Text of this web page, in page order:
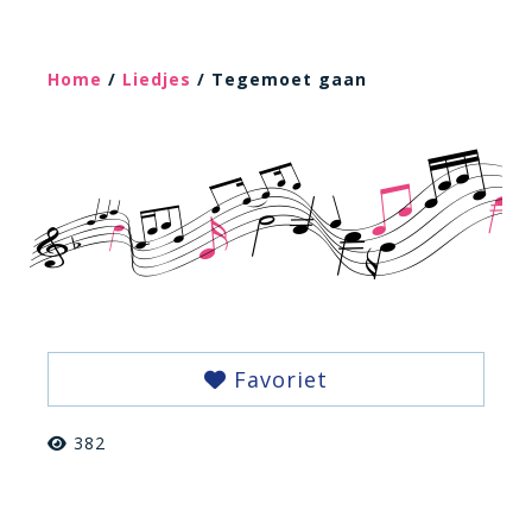
Home / Liedjes / Tegemoet gaan
Favoriet
382